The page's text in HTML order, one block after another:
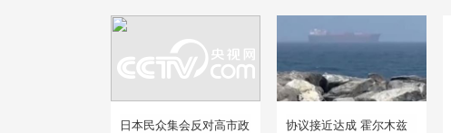
日本民众集会反对高市政
协议接近达成 霍尔木兹